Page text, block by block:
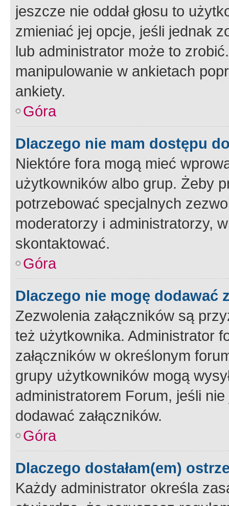
jeszcze nie oddał głosu to
zmieniać jej opcje, jeśli jednak
lub administrator może to
manipulowanie w ankietach
ankiety.
Góra
Dlaczego nie mam dostępu
Niektóre fora mogą mieć
użytkowników albo grup. Żeby
potrzebować specjalnych
moderatorzy i administratorzy,
skontaktować.
Góra
Dlaczego nie mogę dodawać
Zezwolenia załączników są
też użytkownika. Administrator
załączników w określonym
grupy użytkowników mogą
administratorem Forum, jeśli
dodawać załączników.
Góra
Dlaczego dostałam(em)
Każdy administrator określa